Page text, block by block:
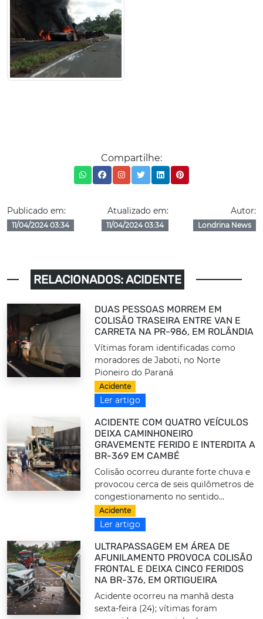
Compartilhe:
Publicado em:
11/04/2024 03:34
Atualizado em:
11/04/2024 03:34
Autor:
Londrina News
RELACIONADOS: ACIDENTE
DUAS PESSOAS MORREM EM
COLISÃO TRASEIRA ENTRE VAN E
CARRETA NA PR-986, EM ROLÂNDIA
Vítimas foram identificadas como
moradores de Jaboti, no Norte
Pioneiro do Paraná
Acidente
Ler artigo
ACIDENTE COM QUATRO VEÍCULOS
DEIXA CAMINHONEIRO
GRAVEMENTE FERIDO E INTERDITA A
BR-369 EM CAMBÉ
Colisão ocorreu durante forte chuva e
provocou cerca de seis quilômetros de
congestionamento no sentido...
Acidente
Ler artigo
ULTRAPASSAGEM EM ÁREA DE
AFUNILAMENTO PROVOCA COLISÃO
FRONTAL E DEIXA CINCO FERIDOS
NA BR-376, EM ORTIGUEIRA
Acidente ocorreu na manhã desta
sexta-feira (24); vítimas foram